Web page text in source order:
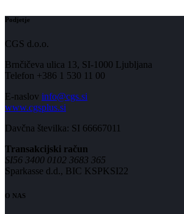
Podjetje
CGS d.o.o.
Brnčičeva ulica 13, SI-1000 Ljubljana
Telefon +386 1 530 11 00
E-naslov info@cgs.si
www.cgsplus.si
Davčna številka: SI 66667011
Transakcijski račun
SI56 3400 0102 3683 365
Sparkasse d.d., BIC KSPKSI22
O NAS